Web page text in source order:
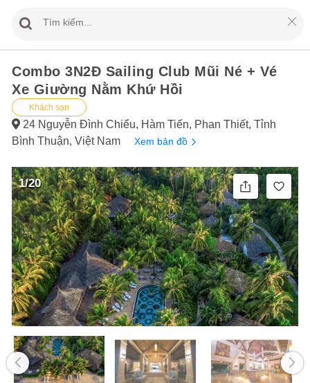
Combo 3N2Đ Sailing Club Mũi Né + Vé
Xe Giường Nằm Khứ Hồi
Khách sạn
24 Nguyễn Đình Chiểu, Hàm Tiến, Phan Thiết, Tỉnh
Bình Thuận, Việt Nam
Xem bản đồ
1/20